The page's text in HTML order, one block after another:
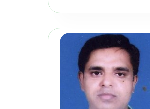
Induction Course for
Appointed Junior
Campus Training) MWRD,